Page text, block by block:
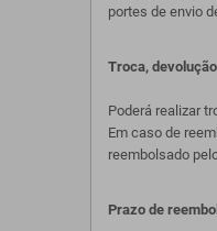
portes de envio
Troca,
Poderá realizar
Em caso de
reembolsado
Prazo de